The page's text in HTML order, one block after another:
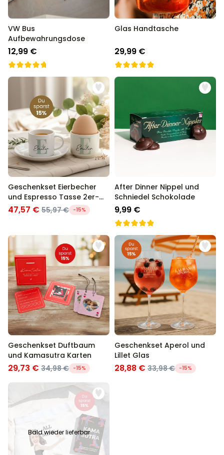
Personalisierbares Handtuch
Maritim mit Text
über 1.900
mal gekauft
Personalisierbare Schürze
Pizzeria mit Gesicht
über 1.900
mal gekauft
29,99 €
VW Bus
Aufbewahrungsdose
12,99 €
Glas Handtasche
29,99 €
Geschenkset Eierbecher
und Espresso Tasse 2er-
Set
47,57 € 55,97 € -15%
After Dinner Nippel und
Schniedel Schokolade
9,99 €
Geschenkset Duftbaum
und Kamasutra Karten
29,73 € 34,98 € -15%
Geschenkset Aperol und
Lillet Glas
28,88 € 33,98 € -15%
Bald wieder lieferbar